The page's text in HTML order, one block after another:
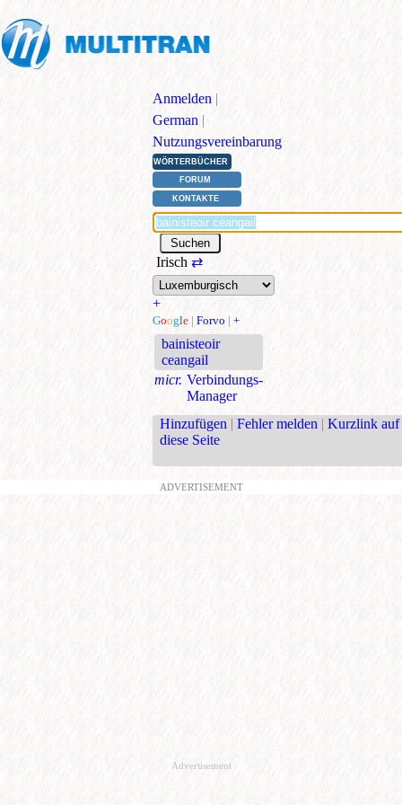
Anmelden |
German |
Nutzungsvereinbarung
WÖRTERBÜCHER
FORUM
KONTAKTE
Irisch ⇄
+
Google | Forvo | +
bainisteoir
ceangail
micr. Verbindungs-
Manager
Hinzufügen | Fehler melden | Kurzlink auf
diese Seite
ADVERTISEMENT
Advertisement